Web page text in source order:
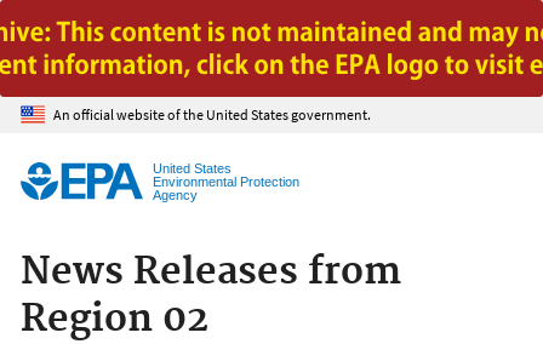
Jump to main content
An official website of the United States government.
United States
Environmental Protection
Agency
News Releases from
Region 02